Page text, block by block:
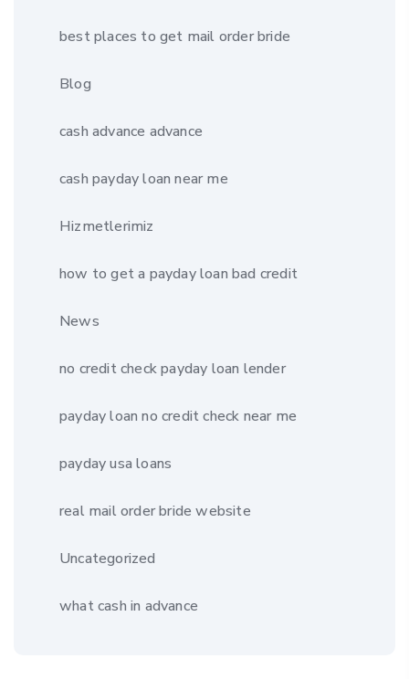
best places to get mail order bride
Blog
cash advance advance
cash payday loan near me
Hizmetlerimiz
how to get a payday loan bad credit
News
no credit check payday loan lender
payday loan no credit check near me
payday usa loans
real mail order bride website
Uncategorized
what cash in advance